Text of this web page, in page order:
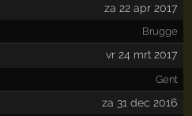
za 22 apr 2017
Brugge
vr 24 mrt 2017
Gent
za 31 dec 2016